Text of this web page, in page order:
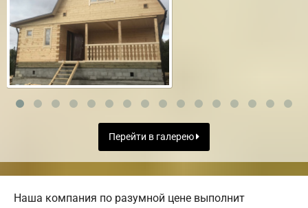
Перейти в галерею
Наша компания по разумной цене выполнит